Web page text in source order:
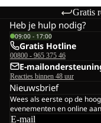
Gratis
Heb je hulp nodig?
09:00 - 17:00
Gratis Hotline
00800 - 965 375 46
E-
Reacties binnen 48 uur
Nieuwsbrief
Wees als eerste op de
evenementen en online
E-mail